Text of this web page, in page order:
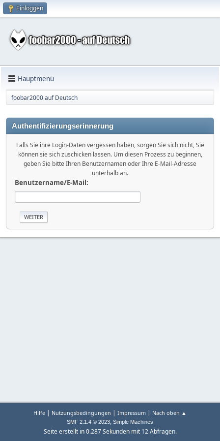
Einloggen
Hauptmenü
foobar2000 auf Deutsch
Authentifizierungserinnerung
Falls Sie ihre Login-Daten vergessen haben, sorgen Sie sich nicht, Sie
können sie sich zuschicken lassen. Um diesen Prozess zu beginnen,
geben Sie bitte Ihren Benutzernamen oder Ihre E-Mail-Adresse
unterhalb an.
Benutzername/E-Mail:
Hilfe | Nutzungsbedingungen | Impressum | Nach oben ▲
SMF 2.1.4 © 2023, Simple Machines
Seite erstellt in 0.287 Sekunden mit 12 Abfragen.